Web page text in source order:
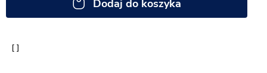
Dodaj do koszyka